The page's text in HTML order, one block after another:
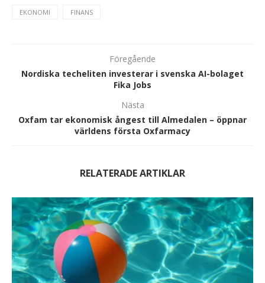
EKONOMI FINANS
Föregående
Nordiska techeliten investerar i svenska AI-bolaget
Fika Jobs
Nästa
Oxfam tar ekonomisk ångest till Almedalen – öppnar
världens första Oxfarmacy
RELATERADE ARTIKLAR